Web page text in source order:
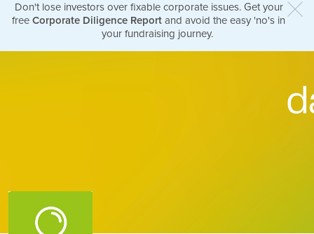
Don't lose investors over fixable corporate issues. Get your
free Corporate Diligence Report and avoid the easy 'no's in
your fundraising journey.